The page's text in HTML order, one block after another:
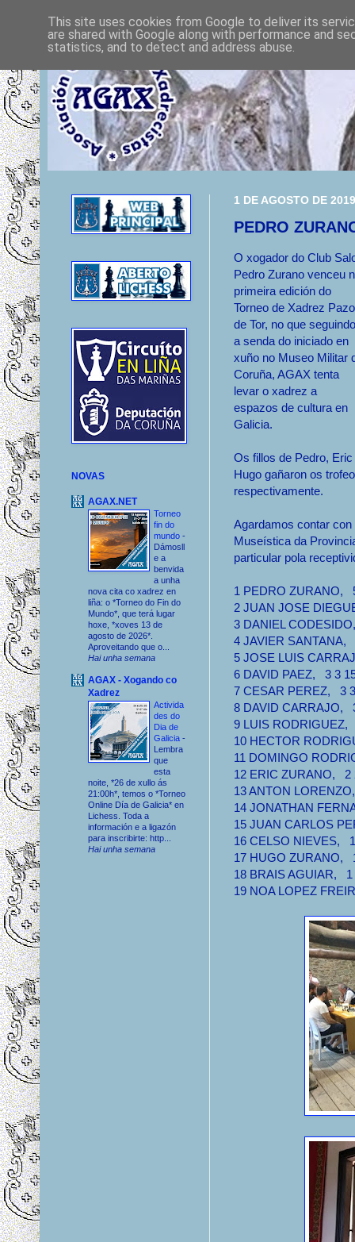
1 DE AGOSTO DE 2019
PEDRO
O xogador do Club
Pedro Zurano venceu
primeira edición do
Torneo de Xadrez Pazo
de Tor, no que seguindo
a senda do iniciado en
xuño no Museo Militar
Coruña, AGAX tenta
levar o xadrez a
espazos de cultura en
Galicia.
Os fillos de Pedro, Eric
Hugo gañaron os
respectivamente.
Agardamos contar
Museística da
particular pola
1 PEDRO ZURANO,
2 JUAN JOSE
3 DANIEL
4 JAVIER SANTANA,
5 JOSE LUIS
6 DAVID PAEZ, 3 3
7 CESAR PEREZ, 3
8 DAVID CARRAJO,
9 LUIS RODRIGUEZ,
10 HECTOR
11 DOMINGO
12 ERIC ZURANO, 2
13 ANTON
14 JONATHAN
15 JUAN CARLOS
16 CELSO NIEVES,
17 HUGO ZURANO,
18 BRAIS AGUIAR, 1
19 NOA LOPEZ
NOVAS
AGAX.NET
Torneo
fin do
mundo -
Dámosll
e a
benvida
a unha
nova cita co xadrez en
liña: o *Torneo do Fin do
Mundo*, que terá lugar
hoxe, *xoves 13 de
agosto de 2026*.
Aproveitando que o...
Hai unha semana
AGAX - Xogando co
Xadrez
Activida
des do
Dia de
Galicia -
Lembra
que
esta
noite, *26 de xullo ás
21:00h*, temos o *Torneo
Online Día de Galicia* en
Lichess. Toda a
información e a ligazón
para inscribirte: http...
Hai unha semana
This site uses cookies from Google to deliver its
are shared with Google along with performance and
statistics, and to detect and address abuse.